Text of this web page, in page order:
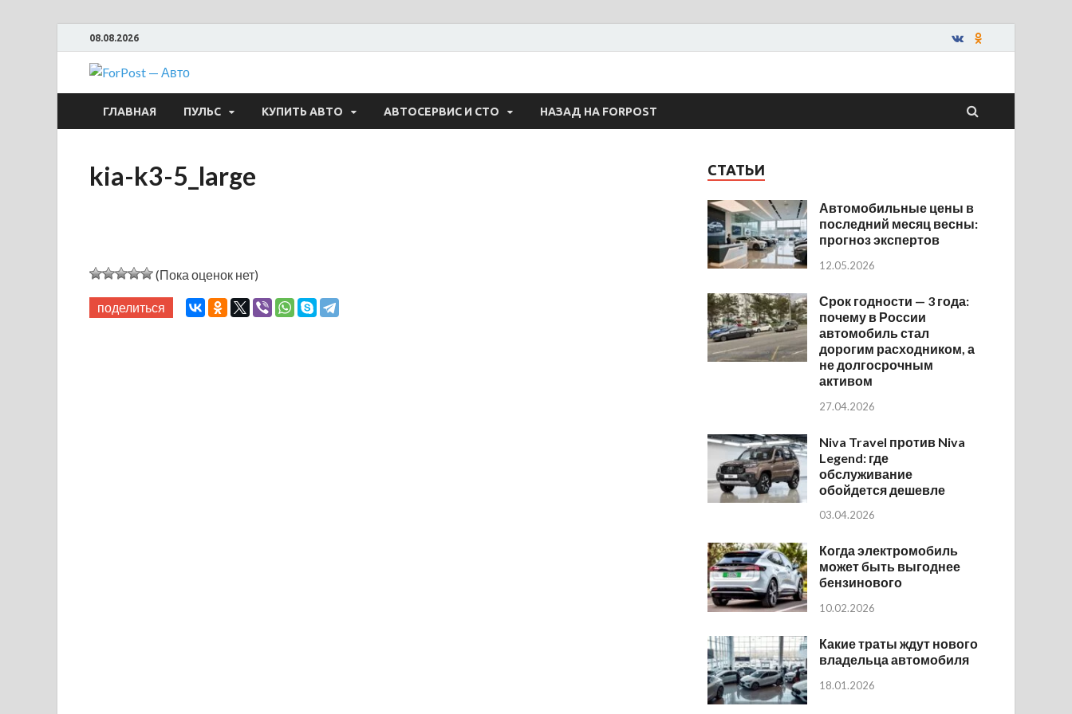
08.08.2026
ForPost — Авто
ГЛАВНАЯ ПУЛЬС КУПИТЬ АВТО АВТОСЕРВИС И СТО НАЗАД НА FORPOST
kia-k3-5_large
(Пока оценок нет)
поделиться
СТАТЬИ
Автомобильные цены в
последний месяц весны:
прогноз экспертов
12.05.2026
Срок годности — 3 года:
почему в России
автомобиль стал
дорогим расходником, а
не долгосрочным
активом
27.04.2026
Niva Travel против Niva
Legend: где
обслуживание
обойдется дешевле
03.04.2026
Когда электромобиль
может быть выгоднее
бензинового
10.02.2026
Какие траты ждут нового
владельца автомобиля
18.01.2026